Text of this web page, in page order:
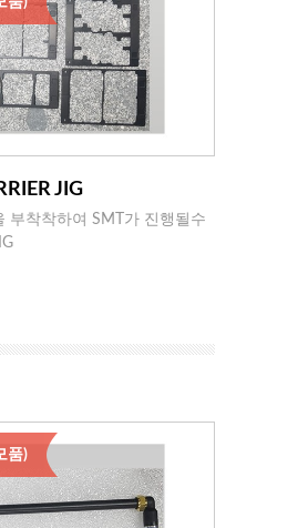
JIG
부착착하여 SMT가 진행될수
품)